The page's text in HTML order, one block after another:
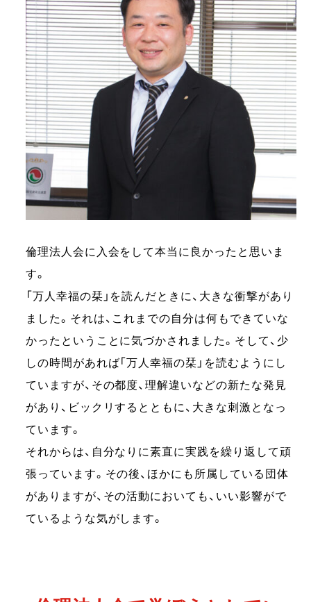
倫理法人会に入会をして本当に良かったと思いま
す。
「万人幸福の栞」を読んだときに、大きな衝撃があり
ました。それは、これまでの自分は何もできていな
かったということに気づかされました。そして、少
しの時間があれば「万人幸福の栞」を読むようにし
ていますが、その都度、理解違いなどの新たな発見
があり、ビックリするとともに、大きな刺激となっ
ています。
それからは、自分なりに素直に実践を繰り返して頑
張っています。その後、ほかにも所属している団体
がありますが、その活動においても、いい影響がで
ているような気がします。